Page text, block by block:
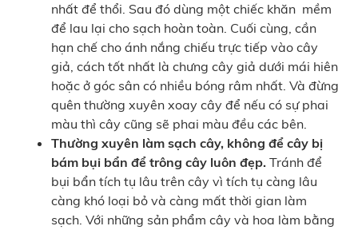
nhất để thổi. Sau đó dùng một chiếc khăn mềm
để lau lại cho sạch hoàn toàn. Cuối cùng, cần
hạn chế cho ánh nắng chiếu trực tiếp vào cây
giả, cách tốt nhất là chưng cây giả dưới mái hiên
hoặc ở góc sân có nhiều bóng râm nhất. Và đừng
quên thường xuyên xoay cây để nếu có sự phai
màu thì cây cũng sẽ phai màu đều các bên.
Thường xuyên làm sạch cây, không để cây bị
bám bụi bẩn để trông cây luôn đẹp. Tránh để
bụi bẩn tích tụ lâu trên cây vì tích tụ càng lâu
càng khó loại bỏ và càng mất thời gian làm
sạch. Với những sản phẩm cây và hoa làm bằng